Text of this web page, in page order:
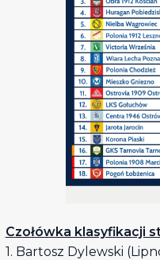
Czołówka klasyfikacji
1. Bartosz Dylewski